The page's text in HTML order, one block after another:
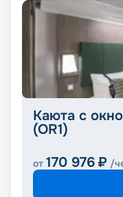
Каюта с
(OR1)
от 170 976 ₽ /